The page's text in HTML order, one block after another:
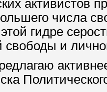
активистов
числа
гидре
свободы и